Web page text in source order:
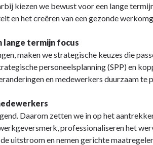
kiezen we bewust voor een lange
en het creëren van een gezonde
lange termijn focus
maken we strategische keuzes die
personeelsplanning (SPP) en
en medewerkers duurzaam te
Daarom zetten we in op het
professionaliseren het
uitstroom en nemen gerichte